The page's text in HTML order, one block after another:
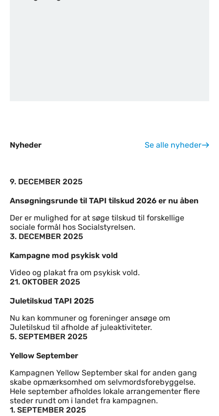
Nyheder Se alle nyheder
9. DECEMBER 2025
Ansøgningsrunde til TAPI tilskud 2026 er nu åben
Der er mulighed for at søge tilskud til forskellige
sociale formål hos Socialstyrelsen.
3. DECEMBER 2025
Kampagne mod psykisk vold
Video og plakat fra om psykisk vold.
21. OKTOBER 2025
Juletilskud TAPI 2025
Nu kan kommuner og foreninger ansøge om
Juletilskud til afholde af juleaktiviteter.
5. SEPTEMBER 2025
Yellow September
Kampagnen Yellow September skal for anden gang
skabe opmærksomhed om selvmordsforebyggelse.
Hele september afholdes lokale arrangementer flere
steder rundt om i landet fra kampagnen.
1. SEPTEMBER 2025